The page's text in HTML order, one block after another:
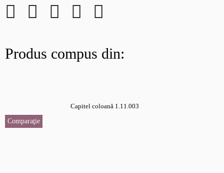
Produs compus din:
Capitel coloană 1.11.003
Comparaţie